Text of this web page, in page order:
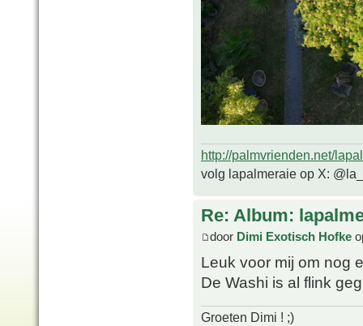
http://palmvrienden.net/
volg lapalmeraie op X:
Re: Album:
door Dimi Exotisch Hofke
Leuk voor mij om nog
De Washi is al flink
Groeten Dimi ! ;)